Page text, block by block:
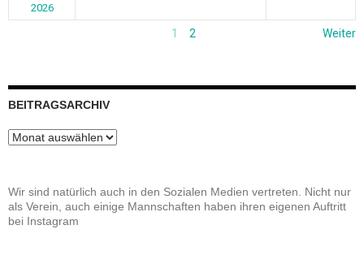
2026
1 2 Weiter
BEITRAGSARCHIV
Beitragsarchiv
Wir sind natürlich auch in den Sozialen Medien vertreten. Nicht nur
als Verein, auch einige Mannschaften haben ihren eigenen Auftritt
bei Instagram